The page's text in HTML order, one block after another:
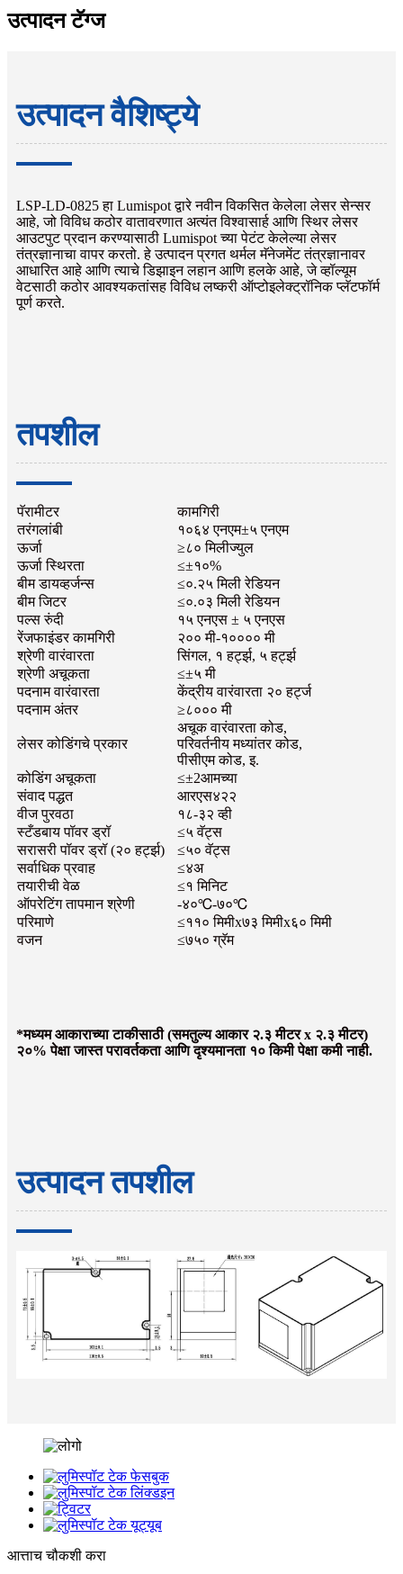
उत्पादन टॅग्ज
उत्पादन वैशिष्ट्ये
LSP-LD-0825 हा Lumispot द्वारे नवीन विकसित केलेला लेसर सेन्सर
आहे, जो विविध कठोर वातावरणात अत्यंत विश्वासार्ह आणि स्थिर लेसर
आउटपुट प्रदान करण्यासाठी Lumispot च्या पेटंट केलेल्या लेसर
तंत्रज्ञानाचा वापर करतो. हे उत्पादन प्रगत थर्मल मॅनेजमेंट तंत्रज्ञानावर
आधारित आहे आणि त्याचे डिझाइन लहान आणि हलके आहे, जे व्हॉल्यूम
वेटसाठी कठोर आवश्यकतांसह विविध लष्करी ऑप्टोइलेक्ट्रॉनिक प्लॅटफॉर्म
पूर्ण करते.
तपशील
पॅरामीटर
कामगिरी
तरंगलांबी
१०६४ एनएम±५ एनएम
ऊर्जा
≥८० मिलीज्युल
ऊर्जा स्थिरता
≤±१०%
बीम डायव्हर्जन्स
≤०.२५ मिली रेडियन
बीम जिटर
≤०.०३ मिली रेडियन
पल्स रुंदी
१५ एनएस ± ५ एनएस
रेंजफाइंडर कामगिरी
२०० मी-१०००० मी
श्रेणी वारंवारता
सिंगल, १ हर्ट्झ, ५ हर्ट्झ
श्रेणी अचूकता
≤±५ मी
पदनाम वारंवारता
केंद्रीय वारंवारता २० हर्ट्ज
पदनाम अंतर
≥८००० मी
लेसर कोडिंगचे प्रकार
अचूक वारंवारता कोड,
परिवर्तनीय मध्यांतर कोड,
पीसीएम कोड, इ.
कोडिंग अचूकता
≤±2आमच्या
संवाद पद्धत
आरएस४२२
वीज पुरवठा
१८-३२ व्ही
स्टँडबाय पॉवर ड्रॉ
≤५ वॅट्स
सरासरी पॉवर ड्रॉ (२० हर्ट्झ)
≤५० वॅट्स
सर्वाधिक प्रवाह
≤४अ
तयारीची वेळ
≤१ मिनिट
ऑपरेटिंग तापमान श्रेणी
-४०℃-७०℃
परिमाणे
≤११० मिमीx७३ मिमीx६० मिमी
वजन
≤७५० ग्रॅम
*मध्यम आकाराच्या टाकीसाठी (समतुल्य आकार २.३ मीटर x २.३ मीटर)
२०% पेक्षा जास्त परावर्तकता आणि दृश्यमानता १० किमी पेक्षा कमी नाही.
उत्पादन तपशील
आत्ताच चौकशी करा